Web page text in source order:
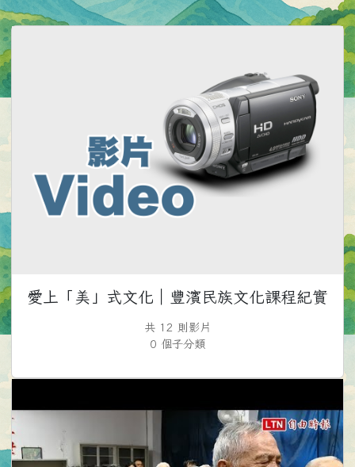
2026-02-12 注意 勇敢說不，霸凌止步
愛上「美」式文化｜豐濱民族文化課程紀實
共 12 則影片
0 個子分類